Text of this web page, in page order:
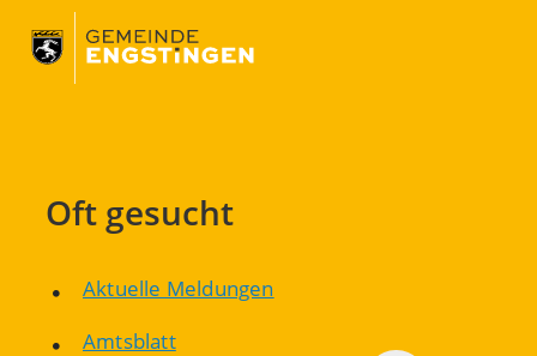
Oft gesucht
Aktuelle Meldungen
Amtsblatt